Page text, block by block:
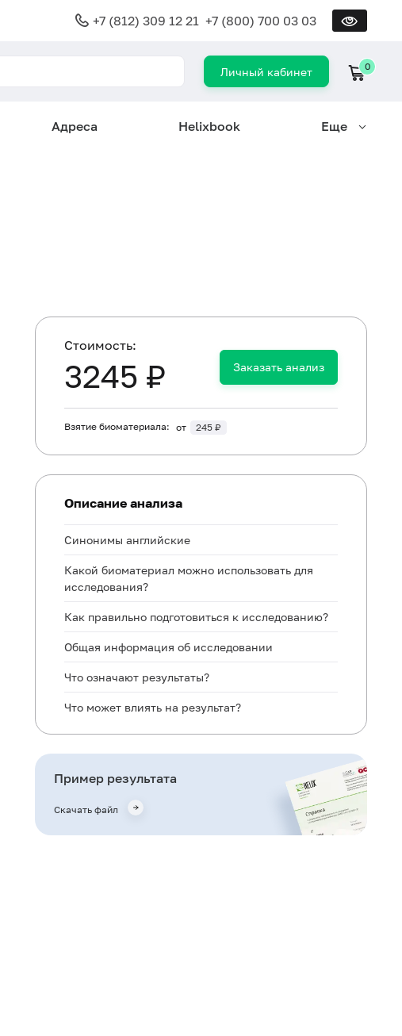
+7 (812) 309 12 21 +7 (800) 700 03 03
Личный кабинет 0
Адреса Helixbook Еще
Cтоимость:
3245 ₽ Заказать анализ
Взятие биоматериала: от 245 ₽
Описание анализа
Синонимы английские
Какой биоматериал можно использовать для
исследования?
Как правильно подготовиться к исследованию?
Общая информация об исследовании
Что означают результаты?
Что может влиять на результат?
Также рекомендуется
Пример результата
Скачать файл